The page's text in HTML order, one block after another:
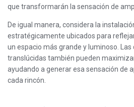
que transformarán la sensación de
De igual manera, considera la
estratégicamente ubicados para
un espacio más grande y luminoso.
translúcidas también pueden
ayudando a generar esa sensación de
cada rincón.